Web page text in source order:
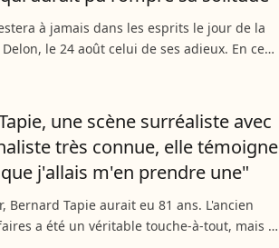
à jamais dans les esprits le jour de la
le 24 août celui de ses adieux. En ce
du monstre du cinéma semble naturel.
une scène surréaliste avec
très connue, elle témoigne
que j'allais m'en prendre une"
Bernard Tapie aurait eu 81 ans. L'ancien
a été un véritable touche-à-tout, mais il